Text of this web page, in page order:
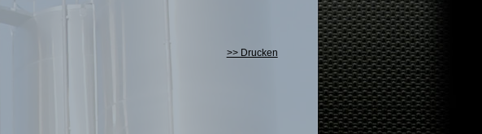
>> Drucken